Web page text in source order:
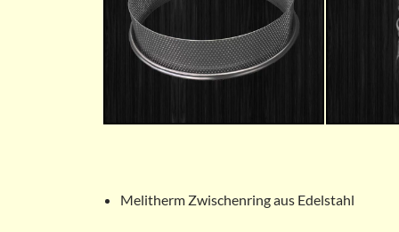
Melitherm Zwischenring aus Edelstahl